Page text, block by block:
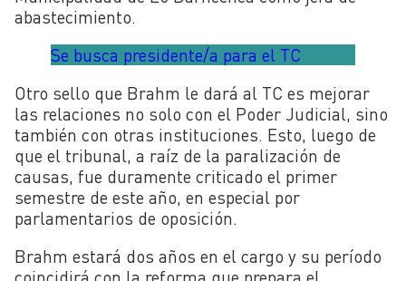
abastecimiento.
Se busca presidente/a para el TC
Otro sello que Brahm le dará al TC es mejorar
las relaciones no solo con el Poder Judicial, sino
también con otras instituciones. Esto, luego de
que el tribunal, a raíz de la paralización de
causas, fue duramente criticado el primer
semestre de este año, en especial por
parlamentarios de oposición.
Brahm estará dos años en el cargo y su período